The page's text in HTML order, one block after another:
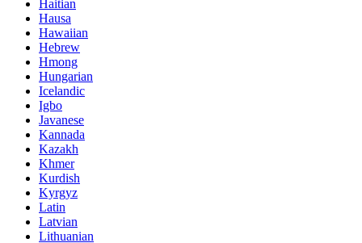
Haitian
Hausa
Hawaiian
Hebrew
Hmong
Hungarian
Icelandic
Igbo
Javanese
Kannada
Kazakh
Khmer
Kurdish
Kyrgyz
Latin
Latvian
Lithuanian